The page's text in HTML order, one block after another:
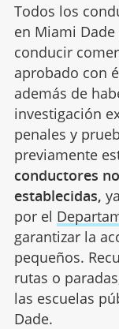
Todos los
en Miami
conducir
aprobado con
además de
investigación
penales y
previamente
conductores
establecidas,
por el
garantizar la
pequeños.
rutas o
las escuelas
Dade.